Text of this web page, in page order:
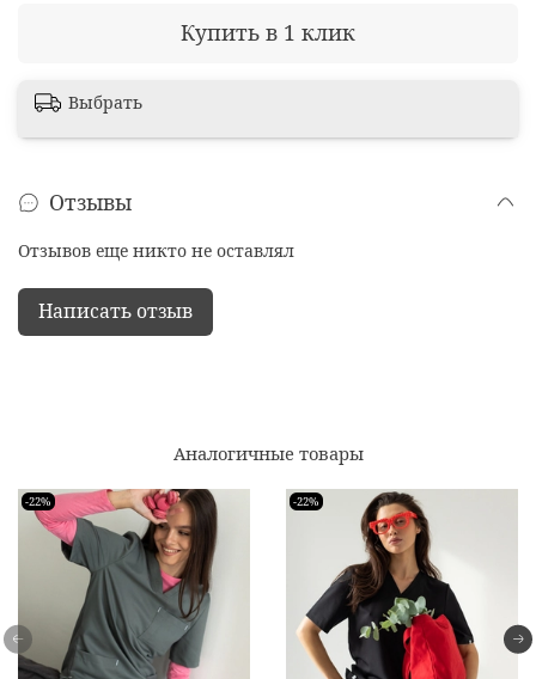
Купить в 1 клик
Выбрать
Отзывы
Отзывов еще никто не оставлял
Написать отзыв
Аналогичные товары
-22% -22%